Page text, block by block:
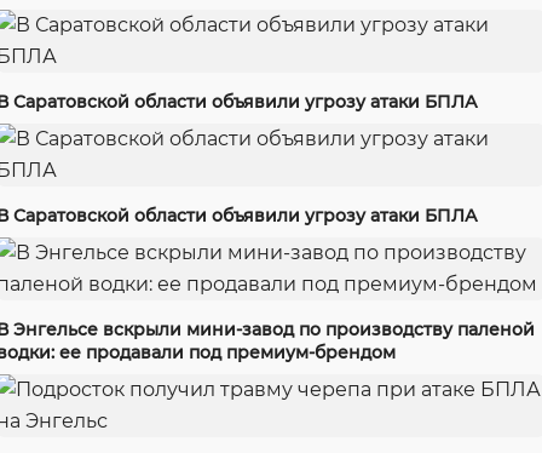
Саратовской области объявили угрозу атаки БПЛА
Саратовской области объявили угрозу атаки БПЛА
Энгельсе вскрыли мини-завод по производству паленой
ее продавали под премиум-брендом